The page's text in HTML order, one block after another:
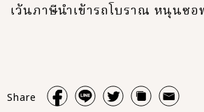
เว้นภาษีนำเข้ารถโบราณ หนุนซอ
Share